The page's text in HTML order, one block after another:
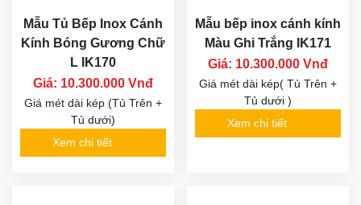
Mẫu Tủ Bếp Inox Cánh
Kính Bóng Gương Chữ
L IK170
Giá: 10.300.000 Vnđ
Giá mét dài kép (Tủ Trên +
Tủ dưới)
Xem chi tiết
Mẫu bếp inox cánh kính
Màu Ghi Trắng IK171
Giá: 10.300.000 Vnđ
Giá mét dài kép( Tủ Trên +
Tủ dưới )
Xem chi tiết